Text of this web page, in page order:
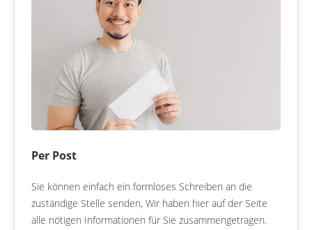
Per Post
Sie können einfach ein formloses Schreiben an die
zuständige Stelle senden, Wir haben hier auf der Seite
alle nötigen Informationen für Sie zusammengetragen.